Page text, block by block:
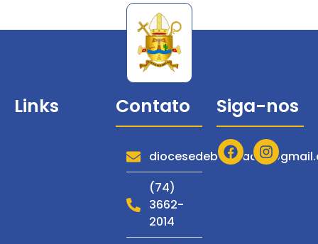
Links
Serviços
Notícias
Espiritualidade
Multimídia
Contato
(74)
3662-
2014
Siga-nos